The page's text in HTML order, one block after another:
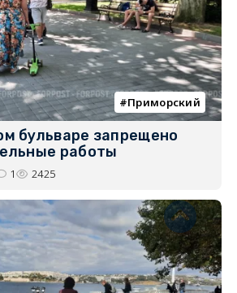
Приморский
бульваре запрещено
работы
1 2425